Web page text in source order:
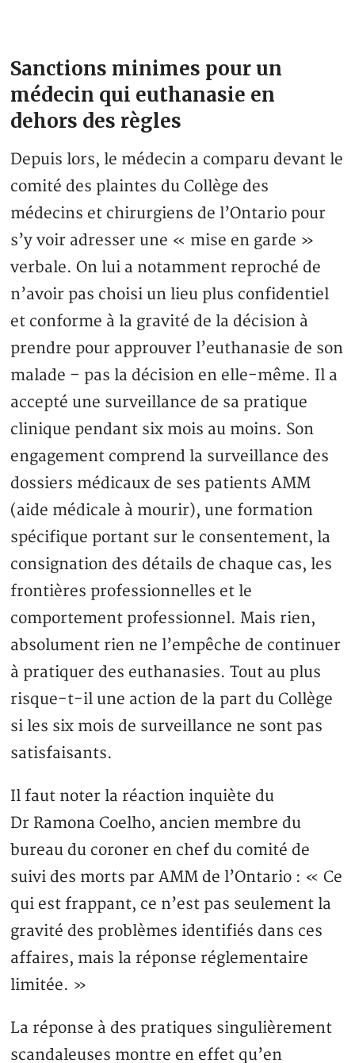
Sanctions minimes pour un
médecin qui euthanasie en
dehors des règles
Depuis lors, le médecin a comparu devant le
comité des plaintes du Collège des
médecins et chirurgiens de l’Ontario pour
s’y voir adresser une « mise en garde »
verbale. On lui a notamment reproché de
n’avoir pas choisi un lieu plus confidentiel
et conforme à la gravité de la décision à
prendre pour approuver l’euthanasie de son
malade – pas la décision en elle-même. Il a
accepté une surveillance de sa pratique
clinique pendant six mois au moins. Son
engagement comprend la surveillance des
dossiers médicaux de ses patients AMM
(aide médicale à mourir), une formation
spécifique portant sur le consentement, la
consignation des détails de chaque cas, les
frontières professionnelles et le
comportement professionnel. Mais rien,
absolument rien ne l’empêche de continuer
à pratiquer des euthanasies. Tout au plus
risque-t-il une action de la part du Collège
si les six mois de surveillance ne sont pas
satisfaisants.
Il faut noter la réaction inquiète du
Dr Ramona Coelho, ancien membre du
bureau du coroner en chef du comité de
suivi des morts par AMM de l’Ontario : « Ce
qui est frappant, ce n’est pas seulement la
gravité des problèmes identifiés dans ces
affaires, mais la réponse réglementaire
limitée. »
La réponse à des pratiques singulièrement
scandaleuses montre en effet qu’en